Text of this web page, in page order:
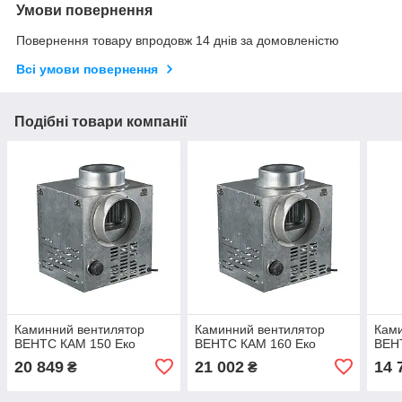
Умови повернення
Повернення товару впродовж 14 днів за домовленістю
Всі умови повернення
Подібні товари компанії
Каминний вентилятор
ВЕНТС КАМ 150 Еко
20 849 ₴
Каминний вентилятор
ВЕНТС КАМ 160 Еко
21 002₴ 14